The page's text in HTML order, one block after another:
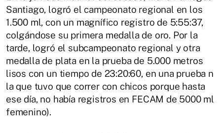
Santiago, logró el campeonato regional en los
1.500 ml, con un magnífico registro de 5:55:37,
colgándose su primera medalla de oro. Por la
tarde, logró el subcampeonato regional y otra
medalla de plata en la prueba de 5.000 metros
lisos con un tiempo de 23:20:60, en una prueba n
la que tuvo que correr con chicos porque hasta
ese día, no había registros en FECAM de 5000 ml
femenino).